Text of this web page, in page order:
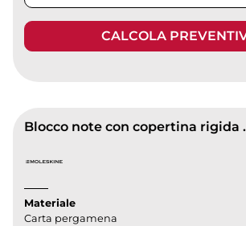
CALCOLA
Blocco note
Materiale
Carta pergamena